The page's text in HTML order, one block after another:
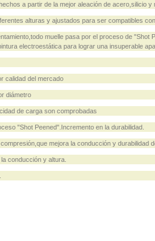
a partir de la mejor aleación de acero,silicio
alturas y ajustados para ser compatibles
muelle pasa por el proceso de
electroestática para lograr una insuperable
calidad del mercado
diámetro
de carga son comprobadas
"Shot Peened".Incremento en la durabilidad.
mejora la conducción y durabilidad
conducción y altura.